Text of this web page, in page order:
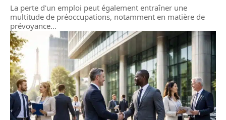
La perte d'un emploi peut également entraîner une
multitude de préoccupations, notamment en matière de
prévoyance…